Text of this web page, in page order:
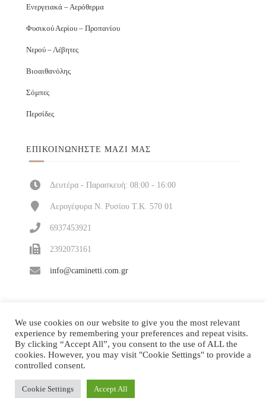
Ενεργειακά – Αερόθερμα
Φυσικού Αερίου – Προπανίου
Νερού – Λέβητες
Βιοαιθανόλης
Σόμπες
Περσίδες
ΕΠΙΚΟΙΝΩΝΉΣΤΕ ΜΑΖΊ ΜΑΣ
Δευτέρα - Παρασκευή: 08:00 - 16:00
Αερογέφυρα Ν. Ρυσίου Τ.Κ. 570 01
6937453921
2392073161
info@caminetti.com.gr
Κατασκευή και υποστήριξηΔΙΠΛΟ ΚΛΙΚ
We use cookies on our website to give you the most relevant
experience by remembering your preferences and repeat visits.
By clicking “Accept All”, you consent to the use of ALL the
cookies. However, you may visit "Cookie Settings" to provide a
controlled consent.
Cookie Settings Accept All